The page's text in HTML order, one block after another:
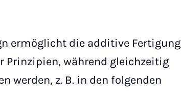
ermöglicht die additive Fertigung
Prinzipien, während gleichzeitig
werden, z. B. in den folgenden